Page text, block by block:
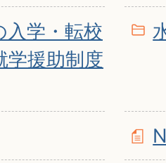
入学・転校
学援助制度